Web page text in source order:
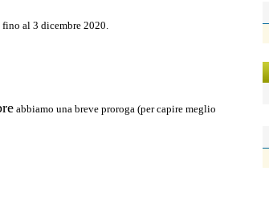
fino al 3 dicembre 2020.
abbiamo una breve proroga (per capire meglio